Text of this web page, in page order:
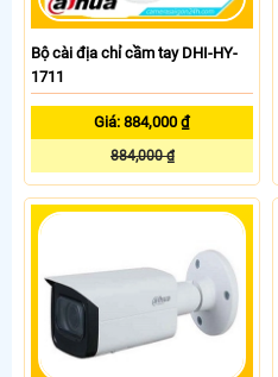
Bộ cài địa chỉ cầm tay DHI-HY-
1711
Giá: 884,000 ₫
884,000 ₫